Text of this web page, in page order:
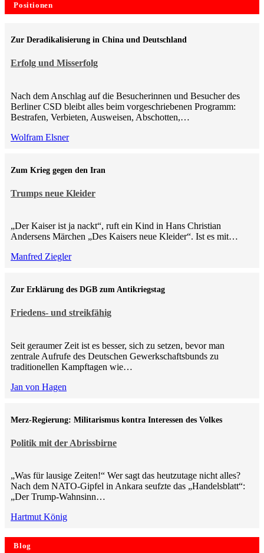
Positionen
Erfolg und Misserfolg
Zur Deradikalisierung in China und Deutschland
Nach dem Anschlag auf die Besucherinnen und Besucher des
Berliner CSD bleibt alles beim vorgeschriebenen Programm:
Bestrafen, Verbieten, Ausweisen, Abschotten,…
Wolfram Elsner
Trumps neue Kleider
Zum Krieg gegen den Iran
„Der Kaiser ist ja nackt“, ruft ein Kind in Hans Christian
Andersens Märchen „Des Kaisers neue Kleider“. Ist es mit…
Manfred Ziegler
Friedens- und streikfähig
Zur Erklärung des DGB zum Antikriegstag
Seit geraumer Zeit ist es besser, sich zu setzen, bevor man
zentrale Aufrufe des Deutschen Gewerkschaftsbunds zu
traditionellen Kampftagen wie…
Jan von Hagen
Politik mit der Abrissbirne
Merz-Regierung: Militarismus kontra Inte­ressen des Volkes
„Was für lausige Zeiten!“ Wer sagt das heutzutage nicht alles?
Nach dem NATO-Gipfel in Ankara seufzte das „Handelsblatt“:
„Der Trump-Wahnsinn…
Hartmut König
Blog